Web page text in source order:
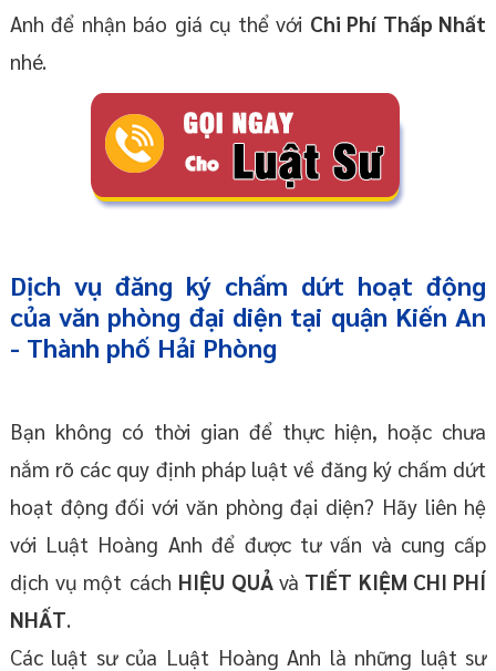
Anh để nhận báo giá cụ thể với Chi Phí Thấp Nhất
nhé.
Dịch vụ đăng ký chấm dứt hoạt động
của văn phòng đại diện tại quận Kiến An
- Thành phố Hải Phòng
Bạn không có thời gian để thực hiện, hoặc chưa
nắm rõ các quy định pháp luật về đăng ký chấm dứt
hoạt động đối với văn phòng đại diện? Hãy liên hệ
với Luật Hoàng Anh để được tư vấn và cung cấp
dịch vụ một cách HIỆU QUẢ và TIẾT KIỆM CHI PHÍ
NHẤT.
Các luật sư của Luật Hoàng Anh là những luật sư